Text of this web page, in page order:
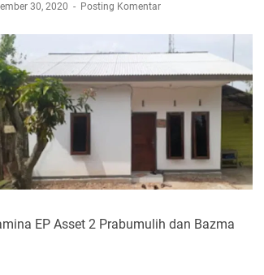
30, 2020 Posting Komentar
EP Asset 2 Prabumulih dan Bazma